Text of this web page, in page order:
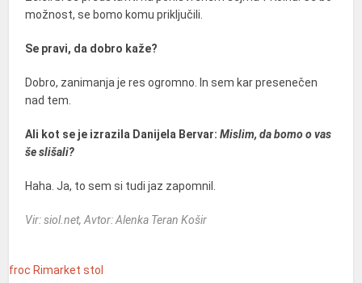
možnost, se bomo komu priključili.
Se pravi, da dobro kaže?
Dobro, zanimanja je res ogromno. In sem kar presenečen
nad tem.
Ali kot se je izrazila Danijela Bervar:Mislim, da bomo o vas
še slišali?
Haha. Ja, to sem si tudi jaz zapomnil.
Vir: siol.net, Avtor: Alenka Teran Košir
froc Rimarket stol